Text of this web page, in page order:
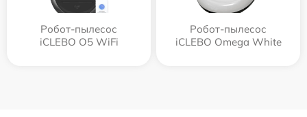
Робот-пылесос
iCLEBO O5 WiFi
Робот-пылесос
iCLEBO Omega White